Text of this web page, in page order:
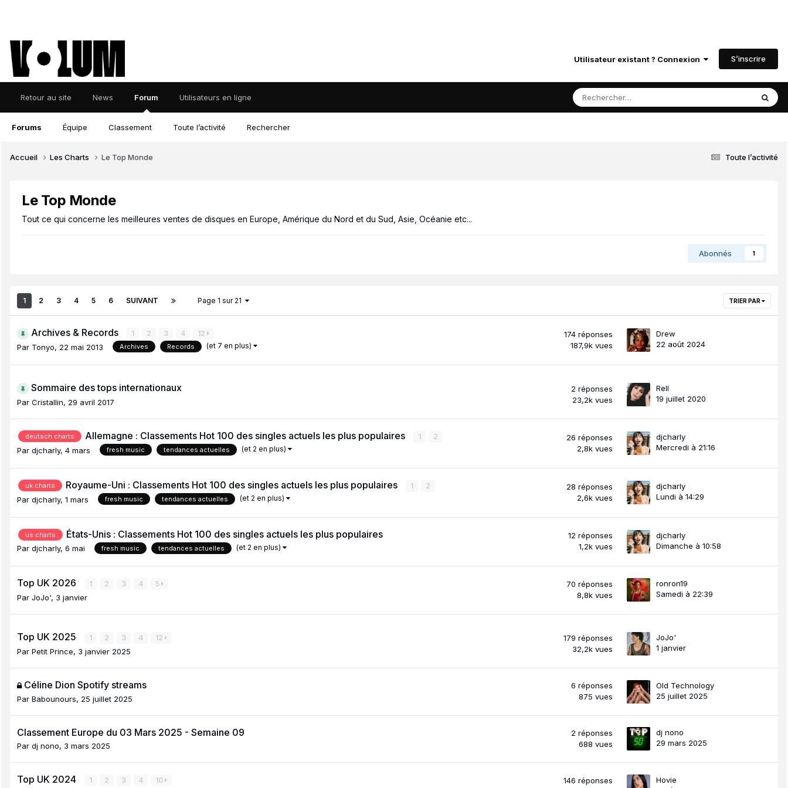
Utilisateur existant ? Connexion S’inscrire
Retour au site News Forum
Forums Équipe Classement Toute l’activité Rechercher
Utilisateurs en ligne
Toute l’activité
Accueil Les Charts Le Top Monde
Le Top Monde
Tout ce qui concerne les meilleures ventes de disques en Europe, Amérique du Nord et du Sud, Asie, Océanie etc...
Abonnés 1
TRIER PAR
1 2 3 4 5 6 SUIVANT Page 1 sur 21
Archives & Records 1 2 3 4 12
Par Tonyo, 22 mai 2013 Archives Records (et 7 en plus)
174 réponses
187,9k vues
Drew
22 août 2024
Sommaire des tops internationaux
Par Cristallin, 29 avril 2017
2 réponses
23,2k vues
Rell
19 juillet 2020
deutsch charts Allemagne : Classements Hot 100 des singles actuels les plus populaires 1 2
Par djcharly, 4 mars fresh music tendances actuelles (et 2 en plus)
26 réponses
2,8k vues
djcharly
Mercredi à 21:16
uk charts Royaume-Uni : Classements Hot 100 des singles actuels les plus populaires 1 2
Par djcharly, 1 mars fresh music tendances actuelles (et 2 en plus)
28 réponses
2,6k vues
djcharly
Lundi à 14:29
us charts États-Unis : Classements Hot 100 des singles actuels les plus populaires
Par djcharly, 6 mai fresh music tendances actuelles (et 2 en plus)
12 réponses
1,2k vues
djcharly
Dimanche à 10:58
Top UK 2026 1 2 3 4 5
Par JoJo', 3 janvier
70 réponses
8,8k vues
ronron19
Samedi à 22:39
Top UK 2025 1 2 3 4 12
Par Petit Prince, 3 janvier 2025
179 réponses
32,2k vues
JoJo'
1 janvier
Céline Dion Spotify streams
Par Babounours, 25 juillet 2025
6 réponses
875 vues
Old Technology
25 juillet 2025
Classement Europe du 03 Mars 2025 - Semaine 09
Par dj nono, 3 mars 2025
2 réponses
688 vues
dj nono
29 mars 2025
Top UK 2024 1 2 3 4 10 146 réponses
Hovie